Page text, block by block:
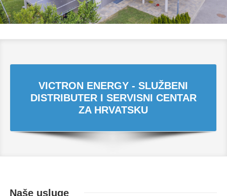
VICTRON ENERGY - SLUŽBENI
DISTRIBUTER I SERVISNI CENTAR
ZA HRVATSKU
Naše usluge